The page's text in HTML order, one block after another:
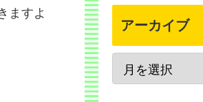
ますよ
アーカイブ